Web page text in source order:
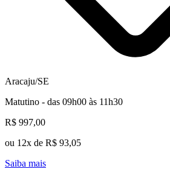
Aracaju/SE
Matutino - das 09h00 às 11h30
R$ 997,00
ou 12x de R$ 93,05
Saiba mais